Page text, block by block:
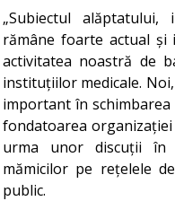
„Subiectul
rămâne foarte actual și
activitatea noastră de
instituțiilor medicale.
important în schimbarea
fondatoarea
urma unor discuții în
mămicilor pe rețelele
public.